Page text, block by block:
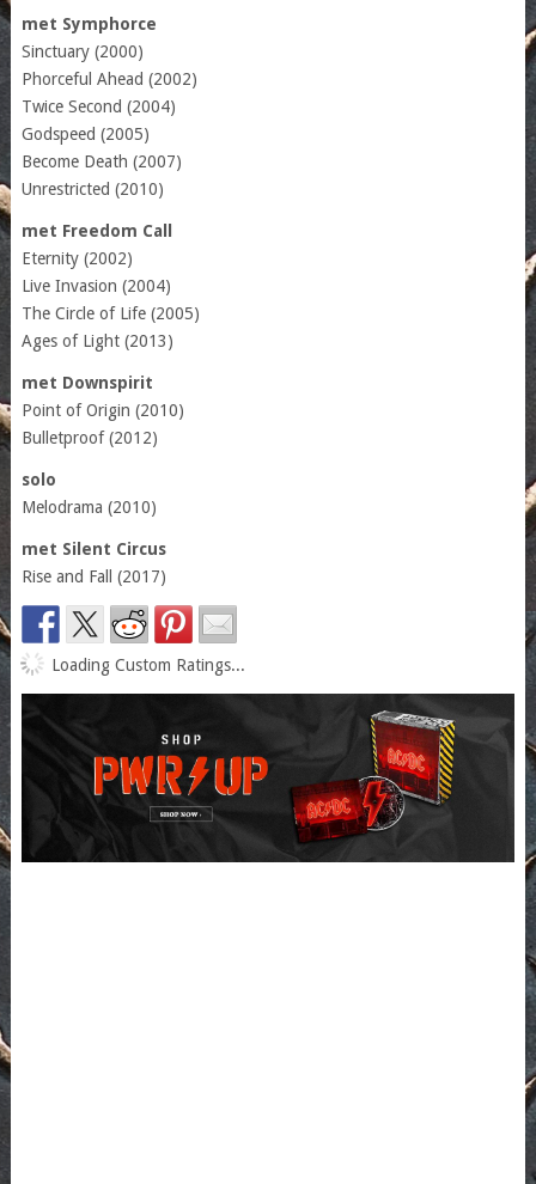
met Symphorce
Sinctuary (2000)
Phorceful Ahead (2002)
Twice Second (2004)
Godspeed (2005)
Become Death (2007)
Unrestricted (2010)
met Freedom Call
Eternity (2002)
Live Invasion (2004)
The Circle of Life (2005)
Ages of Light (2013)
met Downspirit
Point of Origin (2010)
Bulletproof (2012)
solo
Melodrama (2010)
met Silent Circus
Rise and Fall (2017)
Loading Custom Ratings...